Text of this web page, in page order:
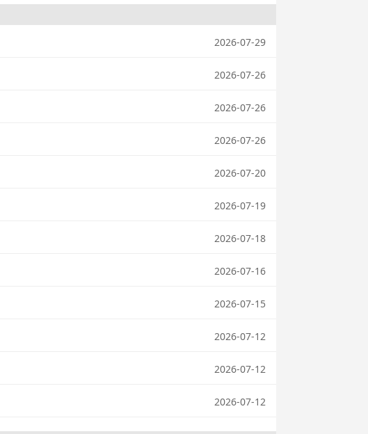
2026-07-29
2026-07-26
2026-07-26
2026-07-26
2026-07-20
2026-07-19
2026-07-18
2026-07-16
2026-07-15
2026-07-12
2026-07-12
2026-07-12